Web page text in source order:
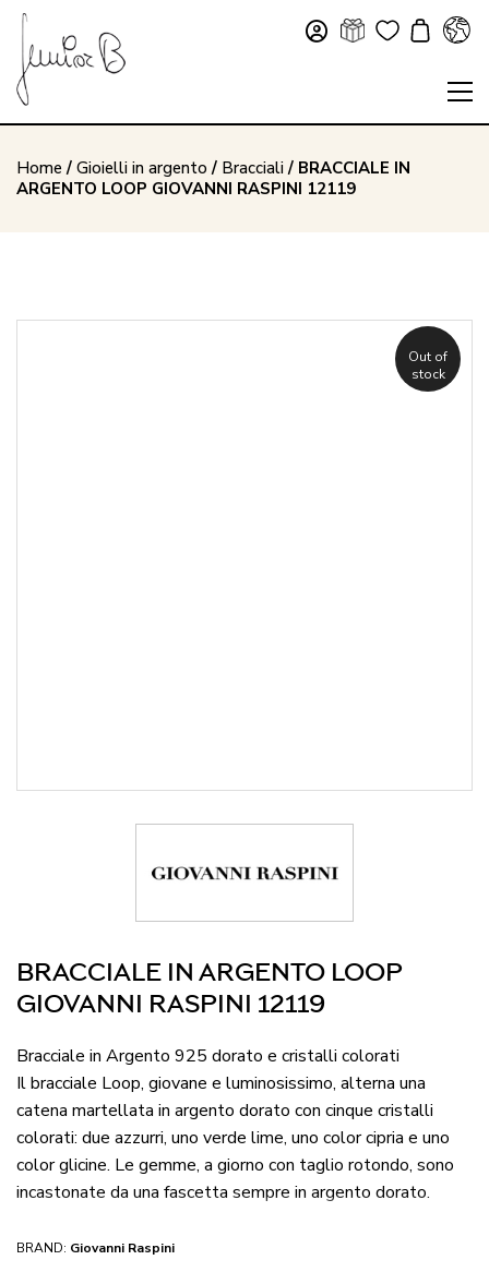
Home / Gioielli in argento / Bracciali/ BRACCIALE IN
ARGENTO LOOP GIOVANNI RASPINI 12119
Out of
stock
BRACCIALE IN ARGENTO LOOP
GIOVANNI RASPINI 12119
Bracciale in Argento 925 dorato e cristalli colorati
Il bracciale Loop, giovane e luminosissimo, alterna una
catena martellata in argento dorato con cinque cristalli
colorati: due azzurri, uno verde lime, uno color cipria e uno
color glicine. Le gemme, a giorno con taglio rotondo, sono
incastonate da una fascetta sempre in argento dorato.
BRAND: Giovanni Raspini